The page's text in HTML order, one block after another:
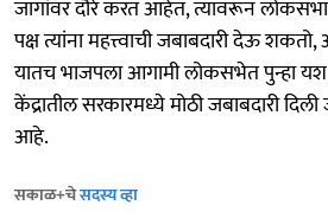
जागांवर दौरे करत आहेत, त्यावरून
पक्ष त्यांना महत्त्वाची जबाबदारी देऊ
यातच भाजपला आगामी लोकसभेत पुन्हा यश
केंद्रातील सरकारमध्ये मोठी जबाबदारी
आहे.
सकाळ+चेसदस्य व्हा